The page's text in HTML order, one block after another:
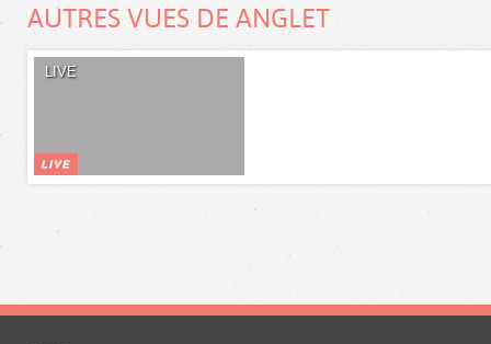
AUTRES VUES DE ANGLET
LIVE